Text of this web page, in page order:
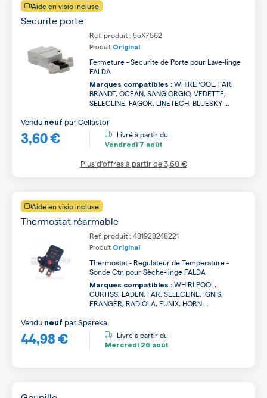
Aide en visio incluse
Securite porte
Ref. produit : 55X7562
Produit Original
Fermeture - Securite de Porte pour Lave-linge
FALDA
Marques compatibles : WHIRLPOOL, FAR,
BRANDT, OCEAN, SANGIORGIO, VEDETTE,
SELECLINE, FAGOR, LINETECH, BLUESKY ...
3,60 €
Vendu neuf parCellastor
Livré à partir du
Vendredi 7 août
Plus d’offres à partir de3,60 €
Aide en visio incluse
Thermostat réarmable
Ref. produit : 481928248221
Produit Original
Thermostat - Regulateur de Temperature -
Sonde Ctn pour Sèche-linge FALDA
Marques compatibles : WHIRLPOOL,
CURTISS, LADEN, FAR, SELECLINE, IGNIS,
FRANGER, RADIOLA, FUNIX, HORN ...
44,98 €
Vendu neuf parSpareka
Livré à partir du
Mercredi 26 août